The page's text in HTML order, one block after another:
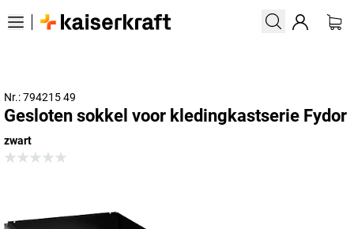
Nr.: 794215 49
Gesloten sokkel voor kledingkastserie Fydor
zwart